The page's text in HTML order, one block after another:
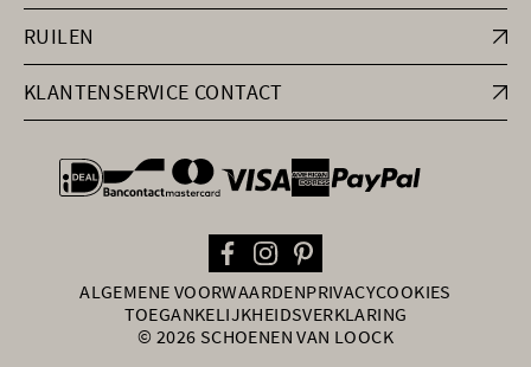
RUILEN
KLANTENSERVICE CONTACT
general.paymentOptions
ALGEMENE VOORWAARDENPRIVACYCOOKIES
TOEGANKELIJKHEIDSVERKLARING
© 2026 SCHOENEN VAN LOOCK